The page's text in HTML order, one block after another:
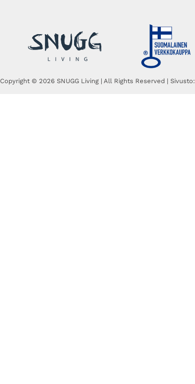
Copyright © 2026 SNUGG Living | All Rights Reserved | Sivusto: